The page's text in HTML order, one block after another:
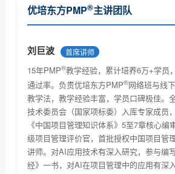
PMI(中国)2017项目管理大会诚征主
关于2017年6月份项目管理考试北京
上限...
关于PMBOK® 指南改版及PMP®认
的通知...
2018年项目管理认证考试时间安排
关于项目管理系列职业资格认证考试
通...
2018年2月PMI全球认证人士及《项
(P...
优培东方2018年9月8日项目管理资格
优培东方PMP®主讲团队
刘巨波 首席讲师
15年PMP®教学经验，累计培养6万+学员
通过率。负责优培东方PMP®网络班与线
教学法，教学经验丰富，学员口碑极佳。
技术委员会（国家项标委）入库专家成员
《中国项目管理知识体系》5至7章核心编
级项目管理评价官，首批授权中国项目管
讲师。对AI应用技术有深入研究，参与编
经》一书，对AI在项目管理中的应用有深入